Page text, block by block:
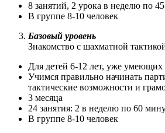
8 занятий, 2 урока в неделю по
В группе 8-10 человек
Базовый уровень
Знакомство с шахматной
Для детей 6-12 лет, уже умеющих
Учимся правильно начинать
тактические возможности и
3 месяца
24 занятия: 2 в неделю по 60
В группе 8-10 человек